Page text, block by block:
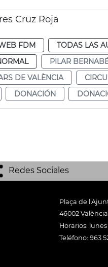
Cruz Roja
FDM TODAS LAS
PILAR
DE VALÈNCIA
DONACIÓN
Redes Sociales
Plaça de
46002 València
Horarios:
Teléfono: 963